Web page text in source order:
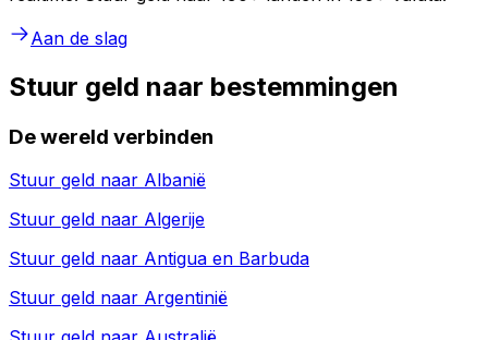
Aan de slag
Stuur geld naar bestemmingen
De wereld verbinden
Stuur geld naar Albanië
Stuur geld naar Algerije
Stuur geld naar Antigua en Barbuda
Stuur geld naar Argentinië